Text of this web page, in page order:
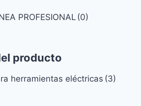
PROFESIONAL (0)
producto
herramientas eléctricas (3)